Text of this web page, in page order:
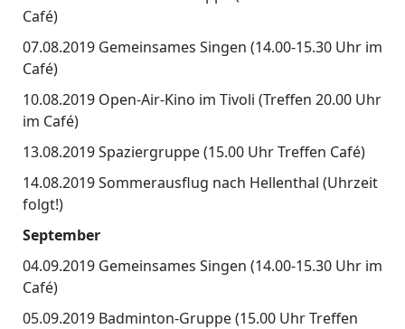
Café)
07.08.2019 Gemeinsames Singen (14.00-15.30 Uhr im
Café)
10.08.2019 Open-Air-Kino im Tivoli (Treffen 20.00 Uhr
im Café)
13.08.2019 Spaziergruppe (15.00 Uhr Treffen Café)
14.08.2019 Sommerausflug nach Hellenthal (Uhrzeit
folgt!)
September
04.09.2019 Gemeinsames Singen (14.00-15.30 Uhr im
Café)
05.09.2019 Badminton-Gruppe (15.00 Uhr Treffen